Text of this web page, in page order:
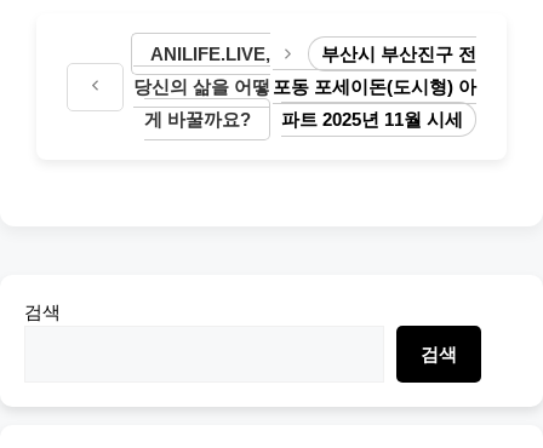
ANILIFE.LIVE,
당신의 삶을 어떻
게 바꿀까요?
부산시 부산진구 전
포동 포세이돈(도시형) 아
파트 2025년 11월 시세
검색
검색